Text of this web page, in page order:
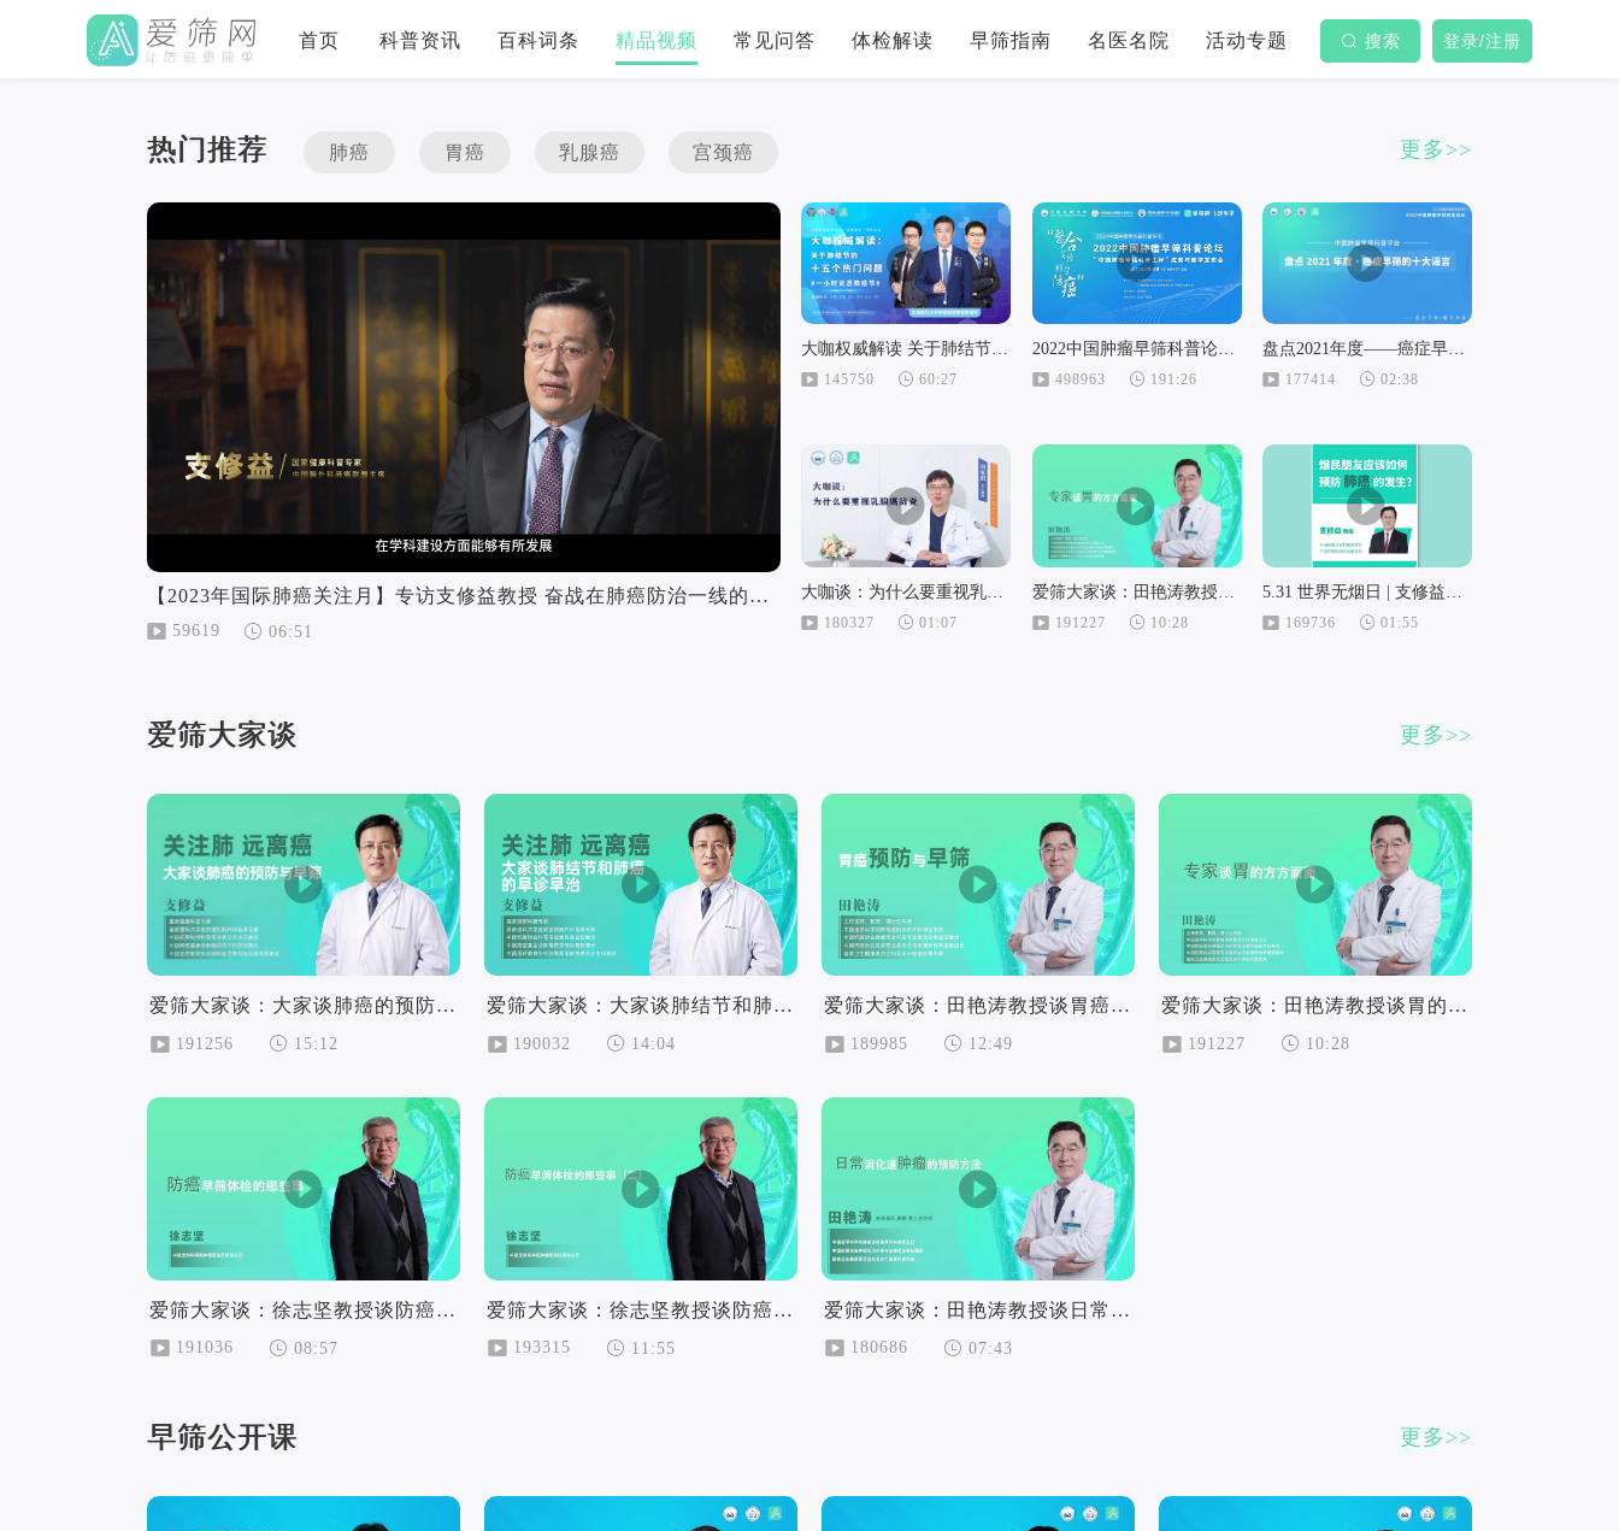
首页 科普资讯 百科词条 精品视频 常见问答 体检解读 早筛指南 名医名院 活动专题 搜索 登录/注册
热门推荐 肺癌 胃癌 乳腺癌 宫颈癌 更多>>
【2023年国际肺癌关注月】专访支修益教授 奋战在肺癌防治一线的“老兵” 走出一条科普“长征路”
59619 06:51
大咖权威解读 关于肺结节的十五个热门问题
145750 60:27
2022中国肿瘤早筛科普论坛暨“中国肿瘤早筛科普工程”成果与展望发布会
498963 191:26
盘点2021年度——癌症早筛的十大谣言
177414 02:38
180327 01:07
爱筛大家谈：田艳涛教授谈胃的方方面面
191227 10:28 169736 01:55
爱筛大家谈 更多>>
爱筛大家谈：大家谈肺癌的预防与早筛
191256 15:12
爱筛大家谈：大家谈肺结节和肺癌的早诊早治
190032 14:04
爱筛大家谈：田艳涛教授谈胃癌的预防与早筛
189985 12:49
爱筛大家谈：田艳涛教授谈胃的方方面面
191227 10:28
爱筛大家谈：徐志坚教授谈防癌早筛体检的那些事
191036 08:57
爱筛大家谈：徐志坚教授谈防癌早筛体检的那些事（二）
193315 11:55
爱筛大家谈：田艳涛教授谈日常消化道肿瘤的预防方法
180686 07:43
早筛公开课 更多>>